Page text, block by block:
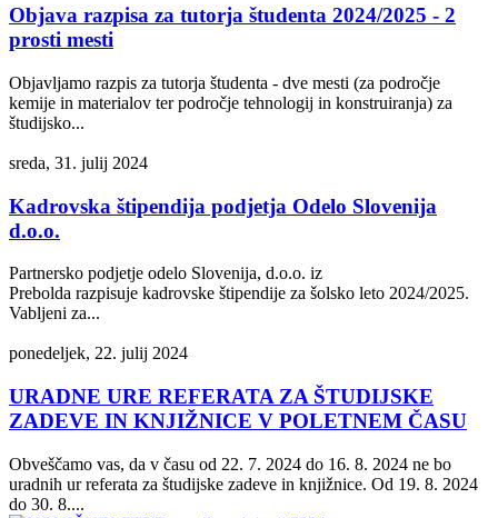
Objava razpisa za tutorja študenta 2024/2025 - 2
prosti mesti
Objavljamo razpis za tutorja študenta - dve mesti (za področje
kemije in materialov ter področje tehnologij in konstruiranja) za
študijsko...
sreda, 31. julij 2024
Kadrovska štipendija podjetja Odelo Slovenija
d.o.o.
Partnersko podjetje odelo Slovenija, d.o.o. iz
Prebolda razpisuje kadrovske štipendije za šolsko leto 2024/2025.
Vabljeni za...
ponedeljek, 22. julij 2024
URADNE URE REFERATA ZA ŠTUDIJSKE
ZADEVE IN KNJIŽNICE V POLETNEM ČASU
Obveščamo vas, da v času od 22. 7. 2024 do 16. 8. 2024 ne bo
uradnih ur referata za študijske zadeve in knjižnice. Od 19. 8. 2024
do 30. 8....